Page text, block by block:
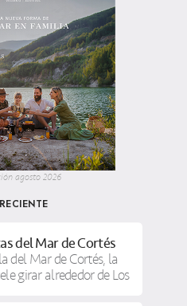
agosto 2026
RECIENTE
del Mar de Cortés
del Mar de Cortés, la
girar alrededor de Los